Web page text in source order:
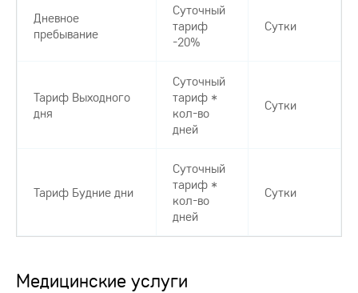
Дневное
пребывание
Суточный
тариф
-20%
Сутки
Тариф Выходного
дня
Суточный
тариф *
кол-во
дней
Сутки
Тариф Будние дни
Суточный
тариф *
кол-во
дней
Сутки
Медицинские услуги